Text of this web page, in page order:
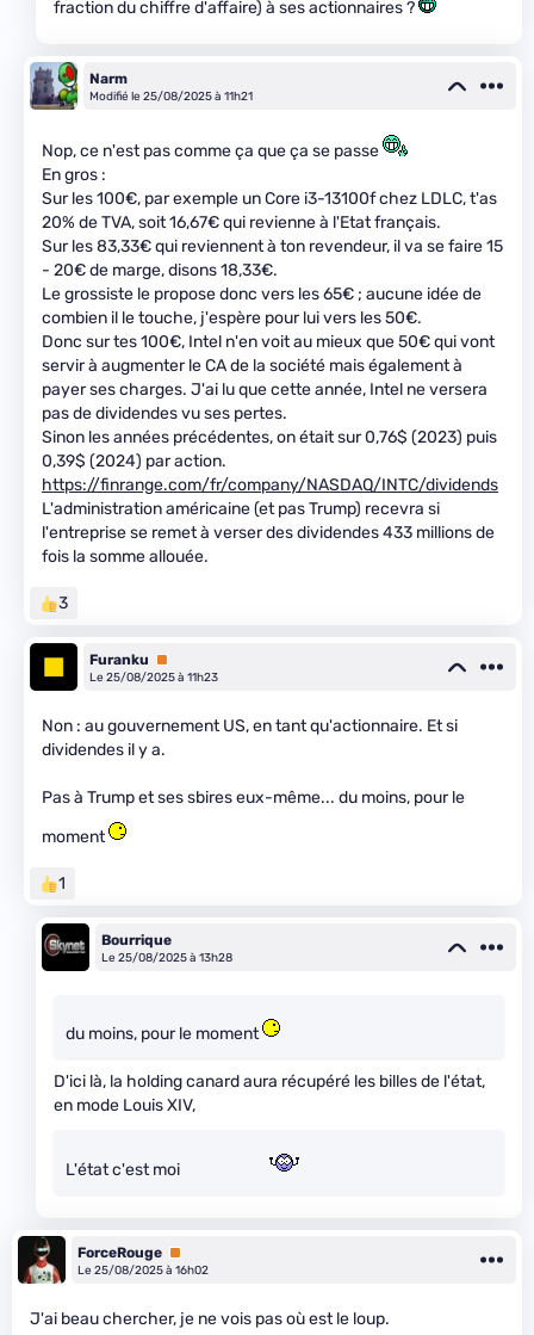
fraction du chiffre d'affaire) à ses actionnaires ?
Narm
Modifié le 25/08/2025 à 11h21
Nop, ce n'est pas comme ça que ça se passe
En gros :
Sur les 100€, par exemple un Core i3-13100f chez LDLC, t'as
20% de TVA, soit 16,67€ qui revienne à l'Etat français.
Sur les 83,33€ qui reviennent à ton revendeur, il va se faire 15
- 20€ de marge, disons 18,33€.
Le grossiste le propose donc vers les 65€ ; aucune idée de
combien il le touche, j'espère pour lui vers les 50€.
Donc sur tes 100€, Intel n'en voit au mieux que 50€ qui vont
servir à augmenter le CA de la société mais également à
payer ses charges. J'ai lu que cette année, Intel ne versera
pas de dividendes vu ses pertes.
Sinon les années précédentes, on était sur 0,76$ (2023) puis
0,39$ (2024) par action.
https://finrange.com/fr/company/NASDAQ/INTC/dividends
L'administration américaine (et pas Trump) recevra si
l'entreprise se remet à verser des dividendes 433 millions de
fois la somme allouée.
3
Furanku
Premium
Le 25/08/2025 à 11h23
Non : au gouvernement US, en tant qu'actionnaire. Et si
dividendes il y a.
Pas à Trump et ses sbires eux-même... du moins, pour le
moment
1
Bourrique
Le 25/08/2025 à 13h28
du moins, pour le moment
D'ici là, la holding canard aura récupéré les billes de l'état,
en mode Louis XIV,
L'état c'est moi
ForceRouge Premium
Le 25/08/2025 à 16h02
J'ai beau chercher, je ne vois pas où est le loup.